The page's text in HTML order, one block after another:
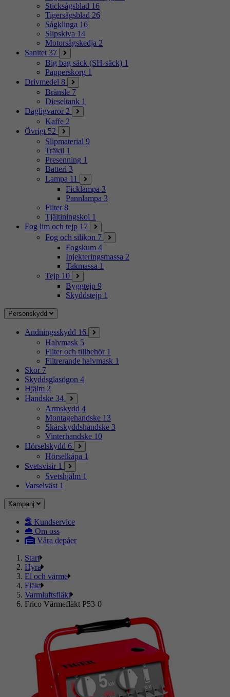
Sticksågsblad 16
Tigersågsblad 26
Sågklinga 16
Slipskiva 14
Motorsågskedja 2
Sanitet 37
Big bag säck (SH-säck) 1
Papperskorg 1
Drivmedel 8
Bränsle 7
Dieseltank 1
Dagligvaror 2
Kaffe 2
Övrigt 52
Slipmaterial 9
Träkil 1
Presenning 1
Batteri 3
Lampa 11
Ficklampa 3
Pannlampa 3
Filter 8
Tjältiningskol 1
Fog lim och tejp 17
Fog och silikon 7
Fogskum 4
Injekteringsmassa 2
Takmassa 1
Tejp 10
Byggtejp 9
Skyddstejp 1
Personskydd
Andningsskydd 16
Halvmask 5
Filter och tillbehör 1
Filtrerande halvmask 1
Skor 7
Skyddsglasögon 4
Hjälm 2
Handske 34
Armskydd 4
Montagehandske 13
Skärskyddshandske 3
Vinterhandske 10
Hörselskydd 6
Hörselkåpa 1
Svetsvisir 1
Svetshjälm 1
Varselväst 1
Kampanj
Kundservice
Om oss
Våra depåer
Start
Hyra
El och värme
Fläkt
Varmluftsfläkt
Frico Värmefläkt P53-0